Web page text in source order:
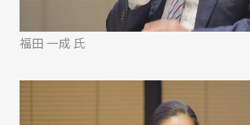
福田 一成 氏